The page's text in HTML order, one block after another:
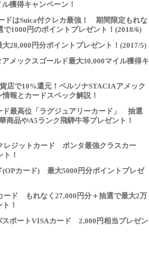
獲得キャンペーン！
ドはSuica付クレカ最強！ 期間限定もれな
で1000円のポイントプレゼント！(2018/6)
28,000円分ポイントプレゼント！(2017/5)
アメックスゴールド最大30,000マイル獲得キ
店で10%還元！ペルソナSTACIAアメック
報とカードスペック解説！
ド最高位「ラグジュアリーカード」 抽選
商品やA5ランク飛騨牛等プレゼント！
レジットカード ポンタ最強クラスカー
ト！
(OPカード) 最大5000円分ポイントプレゼ
ード もれなく27,000円分＋抽選で最大2万
！
スポートVISAカード 2,000円相当プレゼン